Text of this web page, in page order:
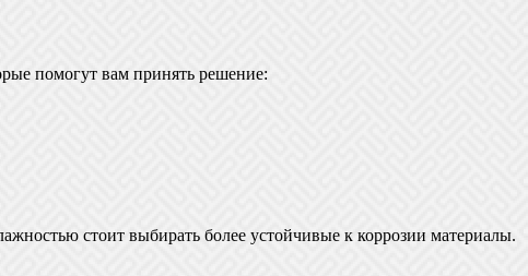
помогут вам принять решение:
стоит выбирать более устойчивые к коррозии материалы.